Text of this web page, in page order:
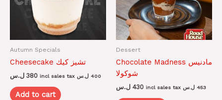
Autumn Specials
Cheesecake ‎تشيز كيك
380 ل.س incl sales tax 400 ل.س
Add to cart
Dessert
Chocolate Madness مادنيس
شوكولا
430 ل.س incl sales tax 453 ل.س